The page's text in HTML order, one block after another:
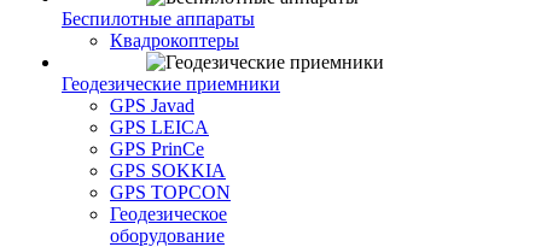
Беспилотные аппараты
Квадрокоптеры
Геодезические приемники
GPS Javad
GPS LEICA
GPS PrinCe
GPS SOKKIA
GPS TOPCON
Геодезическое
оборудование